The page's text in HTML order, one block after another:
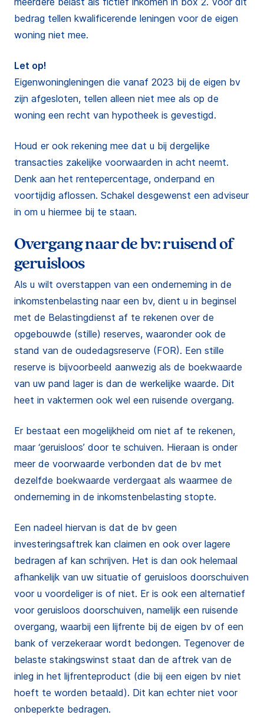
bedrag tellen kwalificerende leningen voor de eigen
woning niet mee.
Let op!
Eigenwoningleningen die vanaf 2023 bij de eigen bv
zijn afgesloten, tellen alleen niet mee als op de
woning een recht van hypotheek is gevestigd.
Houd er ook rekening mee dat u bij dergelijke
transacties zakelijke voorwaarden in acht neemt.
Denk aan het rentepercentage, onderpand en
voortijdig aflossen. Schakel desgewenst een adviseur
in om u hiermee bij te staan.
Overgang naar de bv: ruisend of
geruisloos
Als u wilt overstappen van een onderneming in de
inkomstenbelasting naar een bv, dient u in beginsel
met de Belastingdienst af te rekenen over de
opgebouwde (stille) reserves, waaronder ook de
stand van de oudedagsreserve (FOR). Een stille
reserve is bijvoorbeeld aanwezig als de boekwaarde
van uw pand lager is dan de werkelijke waarde. Dit
heet in vaktermen ook wel een ruisende overgang.
Er bestaat een mogelijkheid om niet af te rekenen,
maar ‘geruisloos’ door te schuiven. Hieraan is onder
meer de voorwaarde verbonden dat de bv met
dezelfde boekwaarde verdergaat als waarmee de
onderneming in de inkomstenbelasting stopte.
Een nadeel hiervan is dat de bv geen
investeringsaftrek kan claimen en ook over lagere
bedragen af kan schrijven. Het is dan ook helemaal
afhankelijk van uw situatie of geruisloos doorschuiven
voor u voordeliger is of niet. Er is ook een alternatief
voor geruisloos doorschuiven, namelijk een ruisende
overgang, waarbij een lijfrente bij de eigen bv of een
bank of verzekeraar wordt bedongen. Tegenover de
belaste stakingswinst staat dan de aftrek van de
inleg in het lijfrenteproduct (die bij een eigen bv niet
hoeft te worden betaald). Dit kan echter niet voor
onbeperkte bedragen.